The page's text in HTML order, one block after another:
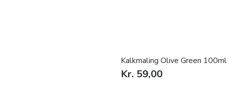
Kalkmaling Olive Green 100ml
Kr. 59,00